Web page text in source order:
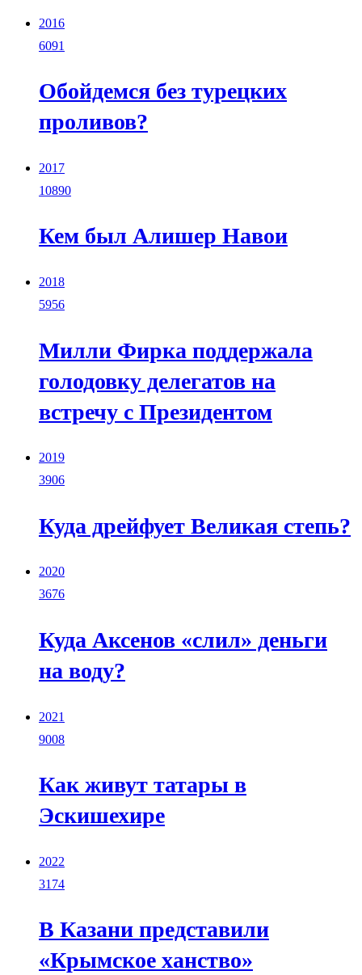
2016
6091
Обойдемся без турецких
проливов?
2017
10890
Кем был Алишер Навои
2018
5956
Милли Фирка поддержала
голодовку делегатов на
встречу с Президентом
2019
3906
Куда дрейфует Великая степь?
2020
3676
Куда Аксенов «слил» деньги
на воду?
2021
9008
Как живут татары в
Эскишехире
2022
3174
В Казани представили
«Крымское ханство»